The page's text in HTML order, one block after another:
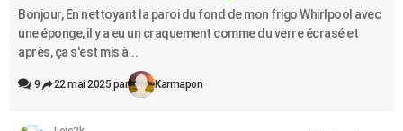
Bonjour, En nettoyant la paroi du fond de mon frigo Whirlpool avec
une éponge, il y a eu un craquement comme du verre écrasé et
après, ça s'est mis à...
9 22 mai 2025 par Karmapon